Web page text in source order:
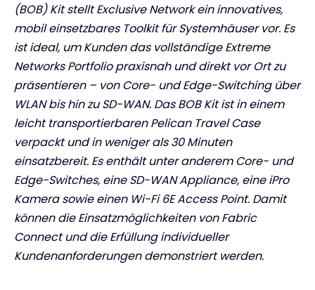
(BOB) Kit stellt Exclusive Network ein innovatives,
mobil einsetzbares Toolkit für Systemhäuser vor. Es
ist ideal, um Kunden das vollständige Extreme
Networks Portfolio praxisnah und direkt vor Ort zu
präsentieren – von Core- und Edge-Switching über
WLAN bis hin zu SD-WAN. Das BOB Kit ist in einem
leicht transportierbaren Pelican Travel Case
verpackt und in weniger als 30 Minuten
einsatzbereit. Es enthält unter anderem Core- und
Edge-Switches, eine SD-WAN Appliance, eine iPro
Kamera sowie einen Wi-Fi 6E Access Point. Damit
können die Einsatzmöglichkeiten von Fabric
Connect und die Erfüllung individueller
Kundenanforderungen demonstriert werden.